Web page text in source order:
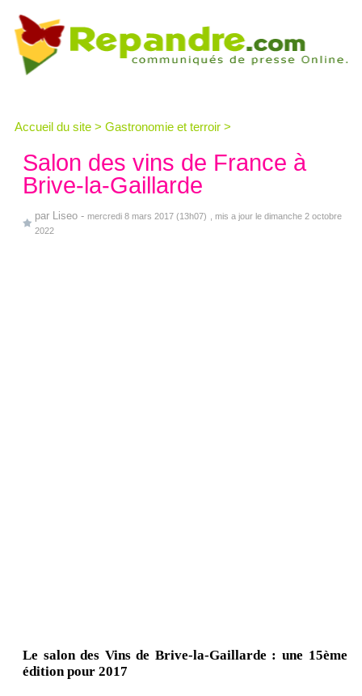
Accueil du site > Gastronomie et terroir >
Salon des vins de France à
Brive-la-Gaillarde
par Liseo - mercredi 8 mars 2017 (13h07)
, mis a jour le dimanche 2 octobre
2022
Le salon des Vins de Brive-la-Gaillarde : une 15ème
édition pour 2017